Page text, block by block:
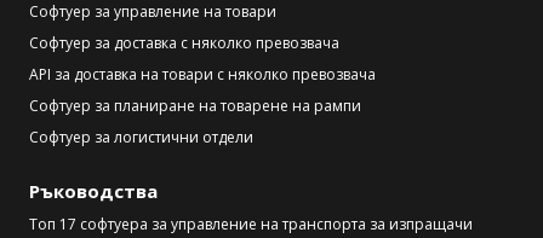
Софтуер за управление на товари
Софтуер за доставка с няколко превозвача
API за доставка на товари с няколко превозвача
Софтуер за планиране на товарене на рампи
Софтуер за логистични отдели
Ръководства
Топ 17 софтуера за управление на транспорта за изпращачи